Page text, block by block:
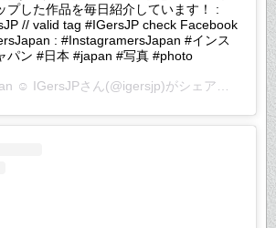
プした作品を毎日紹介しています！ :
// valid tag #IGersJP check Facebook
: #InstagramersJapan #インス
パン #日本 #japan #写真 #photo
☺︎ IGersJPさん(@igersjp)がシェアした投稿 –